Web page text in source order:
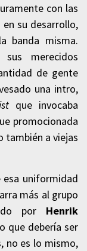
con las
su desarrollo,
banda misma.
merecidos
de gente
una intro,
que invocaba
promocionada
también a viejas
esa uniformidad
más al grupo
por Henrik
que debería ser
no es lo mismo,